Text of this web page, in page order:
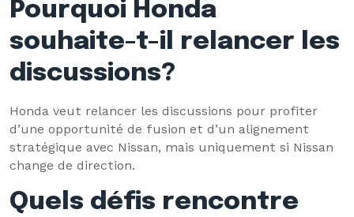
Pourquoi Honda
souhaite-t-il relancer les
discussions?
Honda veut relancer les discussions pour profiter
d’une opportunité de fusion et d’un alignement
stratégique avec Nissan, mais uniquement si Nissan
change de direction.
Quels défis rencontre